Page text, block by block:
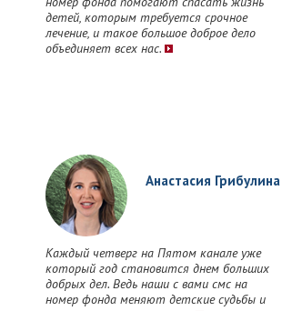
детей, которым требуется срочное
лечение, и такое большое доброе дело
объединяет всех нас.
Анастасия Грибулина
Каждый четверг на Пятом канале уже
который год становится днем больших
добрых дел. Ведь наши с вами смс на
номер фонда меняют детские судьбы и